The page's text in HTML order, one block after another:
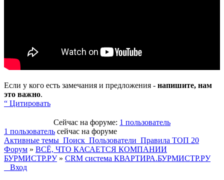
Если у кого есть замечания и предложения - напишите, нам
это важно.
“ Цитировать
Сейчас на форуме: 1 пользователь
1 пользователь сейчас на форуме
Активные темы Поиск Пользователи Правила ТОП 20
Форум » ВСЁ, ЧТО КАСАЕТСЯ КОМПАНИИ
БУРМИСТР.РУ » CRM система КВАРТИРА.БУРМИСТР.РУ
Вход